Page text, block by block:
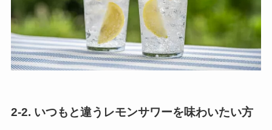
2-2. いつもと違うレモンサワーを味わいたい方